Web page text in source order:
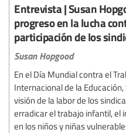
Entrevista | Susan
progreso en la lucha
participación de los
Susan Hopgood
En el Día Mundial contra el
Internacional de la
visión de la labor de los
erradicar el trabajo infantil, el
en los niños y niñas